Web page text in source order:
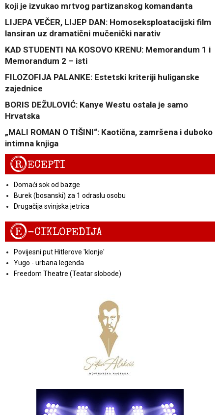
koji je izvukao mrtvog partizanskog komandanta
LIJEPA VEČER, LIJEP DAN: Homoseksploatacijski film
lansiran uz dramatični mučenički narativ
KAD STUDENTI NA KOSOVO KRENU: Memorandum 1 i
Memorandum 2 – isti
FILOZOFIJA PALANKE: Estetski kriteriji huliganske
zajednice
BORIS DEŽULOVIĆ: Kanye Westu ostala je samo
Hrvatska
„MALI ROMAN O TIŠINI“: Kaotična, zamršena i duboko
intimna knjiga
RECEPTI
Domaći sok od bazge
Burek (bosanski) za 1 odraslu osobu
Drugačija svinjska jetrica
E-CIKLOPEDIJA
Povijesni put Hitlerove 'klonje'
Yugo - urbana legenda
Freedom Theatre (Teatar slobode)